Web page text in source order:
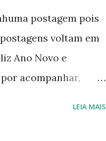
postagem pois
voltam em
Ano Novo e
acompanhar,
LEIA MAIS